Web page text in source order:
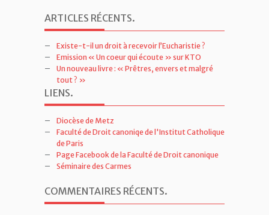
ARTICLES RÉCENTS.
Existe-t-il un droit à recevoir l’Eucharistie ?
Emission « Un coeur qui écoute » sur KTO
Un nouveau livre : « Prêtres, envers et malgré
tout ? »
LIENS.
Diocèse de Metz
Faculté de Droit canoniqe de l'Institut Catholique
de Paris
Page Facebook de la Faculté de Droit canonique
Séminaire des Carmes
COMMENTAIRES RÉCENTS.